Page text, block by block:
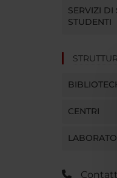
SERVIZI DI
STUDENTI
CENTRI